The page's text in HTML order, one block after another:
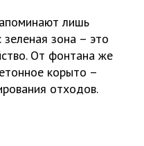
лишь
зеленая зона – это
От фонтана же
корыто –
отходов.